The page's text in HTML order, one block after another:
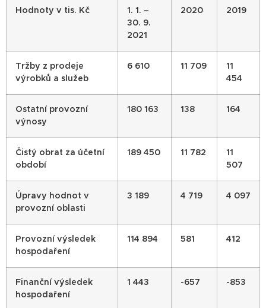
Hodnoty v tis. Kč
1. 1. –
30. 9.
2021
2020 2019
Tržby z prodeje
výrobků a služeb
6 610 11 709
11
454
Ostatní provozní
výnosy
180 163 138 164
Čistý obrat za účetní
období
189 450 11 782
11
507
Úpravy hodnot v
provozní oblasti
3 189 4 719 4 097
Provozní výsledek
hospodaření
114 894 581 412
Finanční výsledek
hospodaření
1 443 -657 -853